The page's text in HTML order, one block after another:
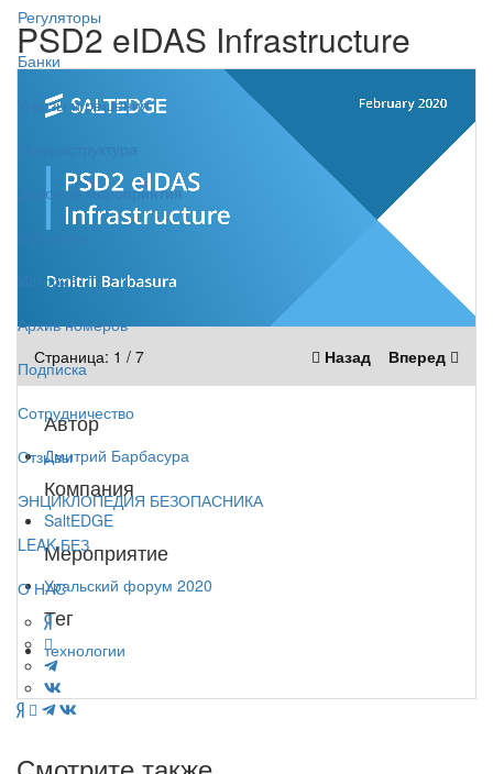
Регуляторы
Банки
Угрозы и решения
Деловые мероприятия
Субъекты
История
Архив номеров
Подписка
Сотрудничество
Отзывы
ЭНЦИКЛОПЕДИЯ БЕЗОПАСНИКА
LEAK-БЕЗ
О НАС
PSD2 eIDAS Infrastructure
Страница: 1 / 7 Вперед
Назад
Автор
Дмитрий Барбасура
Компания
SaltEDGE
Мероприятие
Уральский форум 2020
Тег
технологии